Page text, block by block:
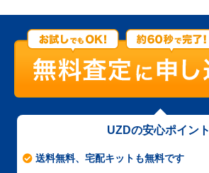
UZDの安心ポイント
送料無料、宅配キットも無料です